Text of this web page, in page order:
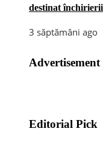
destinat închirierii
3 săptămâni ago
Advertisement
Editorial Pick